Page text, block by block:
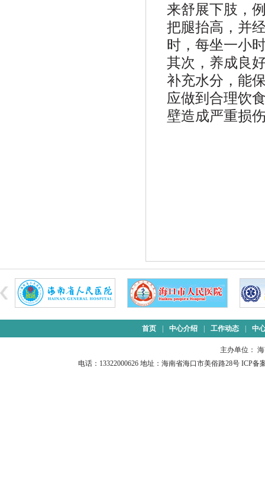
来舒展下肢，
把腿抬高，并
时，每坐一小
其次，养成良
补充水分，能
应做到合理饮
壁造成严重损
首页 中心介绍 工作动态 中
主办单位：
电话：13322000626 地址：海南省海口市美俗路28号 ICP备